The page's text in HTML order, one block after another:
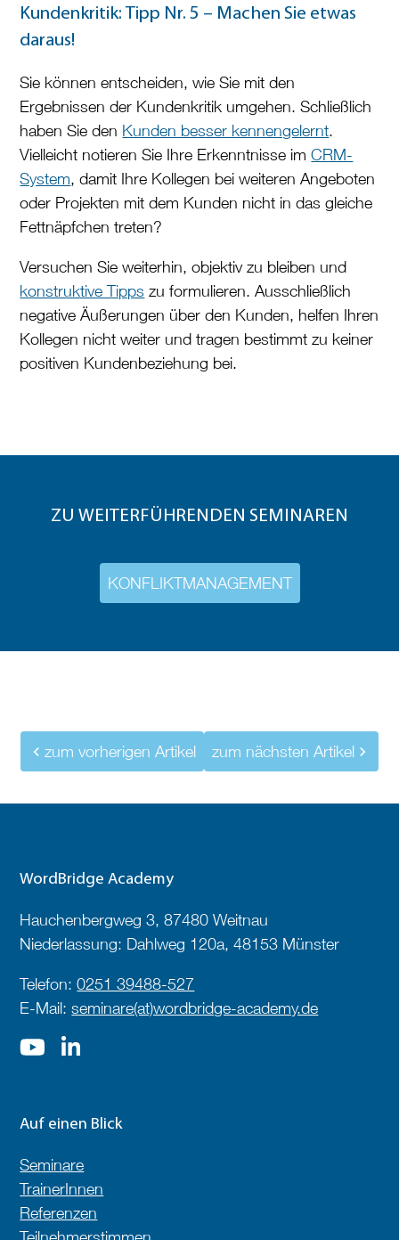
Kundenkritik: Tipp Nr. 5 – Machen Sie etwas
daraus!
Sie können entscheiden, wie Sie mit den
Ergebnissen der Kundenkritik umgehen. Schließlich
haben Sie den Kunden besser kennengelernt.
Vielleicht notieren Sie Ihre Erkenntnisse imCRM-
System, damit Ihre Kollegen bei weiteren Angeboten
oder Projekten mit dem Kunden nicht in das gleiche
Fettnäpfchen treten?
Versuchen Sie weiterhin, objektiv zu bleiben und
konstruktive Tipps zu formulieren. Ausschließlich
negative Äußerungen über den Kunden, helfen Ihren
Kollegen nicht weiter und tragen bestimmt zu keiner
positiven Kundenbeziehung bei.
ZU WEITERFÜHRENDEN SEMINAREN
KONFLIKTMANAGEMENT
zum vorherigen Artikel zum nächsten Artikel
WordBridge Academy
Hauchenbergweg 3, 87480 Weitnau
Niederlassung: Dahlweg 120a, 48153 Münster
Telefon:0251 39488-527
E-Mail:seminare(at)wordbridge-academy.de
Auf einen Blick
Seminare
TrainerInnen
Referenzen